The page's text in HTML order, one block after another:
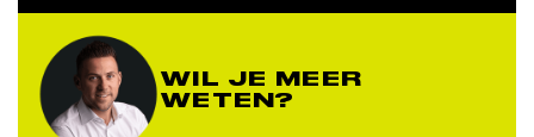
WIL JE MEER
WETEN?